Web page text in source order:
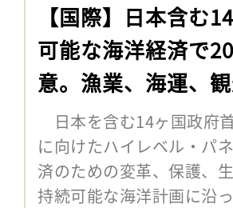
【国際】日本含む
可能な海洋経済で
意。漁業、海運、
日本を含む14ヶ国政府
に向けたハイレベル・パ
済のための変革、保護、
持続可能な海洋計画に沿